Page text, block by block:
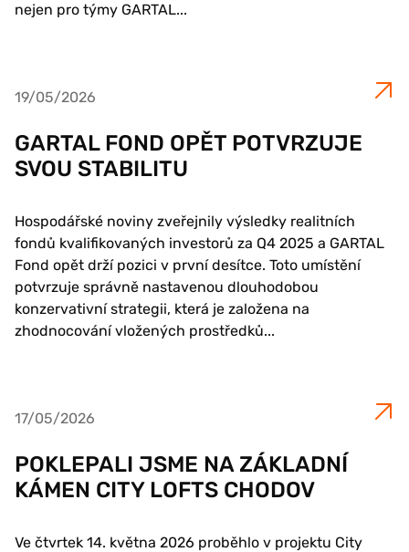
nejen pro týmy GARTAL...
19/05/2026
GARTAL FOND OPĚT POTVRZUJE
SVOU STABILITU
Hospodářské noviny zveřejnily výsledky realitních
fondů kvalifikovaných investorů za Q4 2025 a GARTAL
Fond opět drží pozici v první desítce. Toto umístění
potvrzuje správně nastavenou dlouhodobou
konzervativní strategii, která je založena na
zhodnocování vložených prostředků...
17/05/2026
POKLEPALI JSME NA ZÁKLADNÍ
KÁMEN CITY LOFTS CHODOV
Ve čtvrtek 14. května 2026 proběhlo v projektu City